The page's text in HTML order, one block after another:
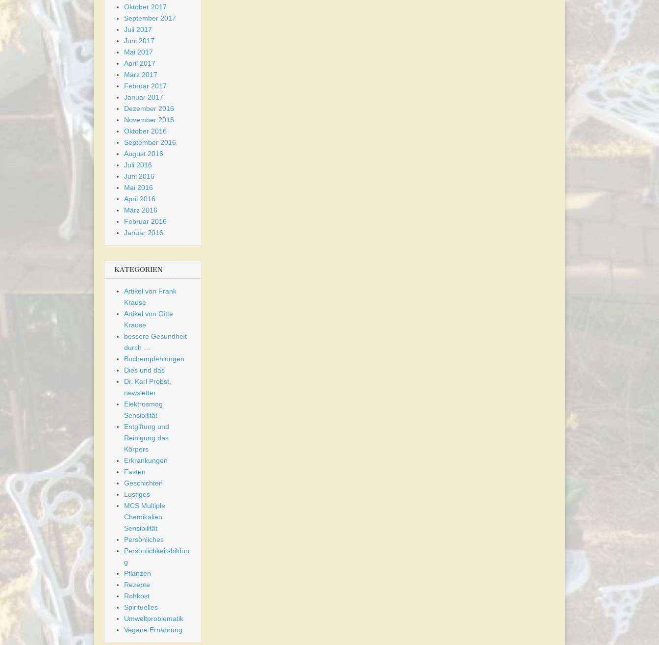
Oktober 2017
September 2017
Juli 2017
Juni 2017
Mai 2017
April 2017
März 2017
Februar 2017
Januar 2017
Dezember 2016
November 2016
Oktober 2016
September 2016
August 2016
Juli 2016
Juni 2016
Mai 2016
April 2016
März 2016
Februar 2016
Januar 2016
KATEGORIEN
Artikel von Frank
Krause
Artikel von Gitte
Krause
bessere Gesundheit
durch …
Buchempfehlungen
Dies und das
Dr. Karl Probst,
newsletter
Elektrosmog
Sensibilität
Entgiftung und
Reinigung des
Körpers
Erkrankungen
Fasten
Geschichten
Lustiges
MCS Multiple
Chemikalien
Sensibilität
Persönliches
Persönlichkeitsbildun
g
Pflanzen
Rezepte
Rohkost
Spirituelles
Umweltproblematik
Vegane Ernährung